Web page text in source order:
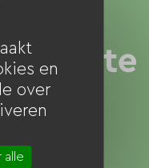
en
over
alle